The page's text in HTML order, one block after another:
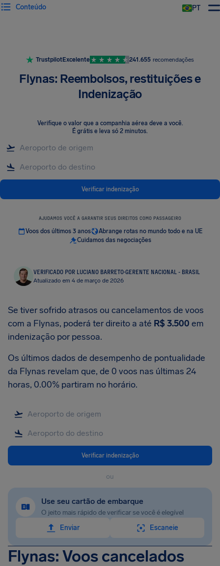
PT
Conteúdo
TrustpilotExcelente 241.655 recomendações
Flynas: Reembolsos, restituições e
Indenização
Verifique o valor que a companhia aérea deve a você.
É grátis e leva só 2 minutos.
Verificar indenização
AJUDAMOS VOCÊ A GARANTIR SEUS DIREITOS COMO PASSAGEIRO
Voos dos últimos 3 anos
Abrange rotas no mundo todo e na UE
Cuidamos das negociações
VERIFICADO POR LUCIANO BARRETO·GERENTE NACIONAL - BRASIL
Atualizado em 4 de março de 2026
Se tiver sofrido atrasos ou cancelamentos de voos
com a Flynas, poderá ter direito a até R$ 3.500 em
indenização por pessoa.
Os últimos dados de desempenho de pontualidade
da Flynas revelam que, de 0 voos nas últimas 24
horas, 0.00% partiram no horário.
Verificar indenização
ou
Use seu cartão de embarque
O jeito mais rápido de verificar se você é elegível
Enviar
Escaneie
Flynas: Voos cancelados